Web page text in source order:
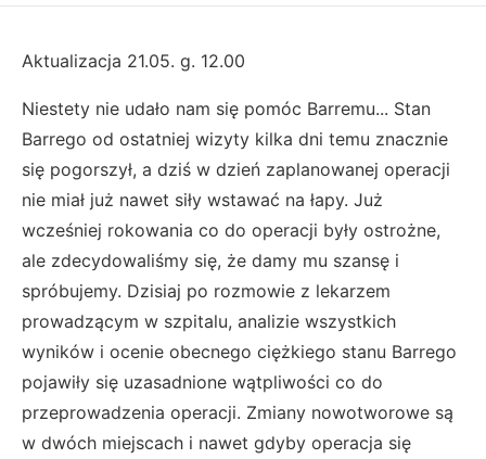
Aktualizacja 21.05. g. 12.00
Niestety nie udało nam się pomóc Barremu... Stan
Barrego od ostatniej wizyty kilka dni temu znacznie
się pogorszył, a dziś w dzień zaplanowanej operacji
nie miał już nawet siły wstawać na łapy. Już
wcześniej rokowania co do operacji były ostrożne,
ale zdecydowaliśmy się, że damy mu szansę i
spróbujemy. Dzisiaj po rozmowie z lekarzem
prowadzącym w szpitalu, analizie wszystkich
wyników i ocenie obecnego ciężkiego stanu Barrego
pojawiły się uzasadnione wątpliwości co do
przeprowadzenia operacji. Zmiany nowotworowe są
w dwóch miejscach i nawet gdyby operacja się